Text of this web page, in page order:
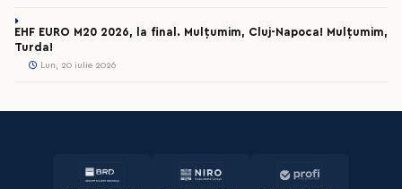
EHF EURO M20 2026, la final. Mulțumim, Cluj-Napoca! Mulțumim,
Turda!
Lun, 20 iulie 2026